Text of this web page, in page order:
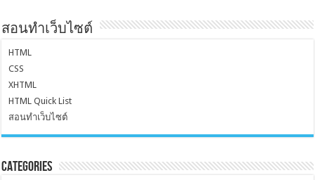
สอนทำเว็บไซต์
HTML
CSS
XHTML
HTML Quick List
สอนทำเว็บไซต์
Categories